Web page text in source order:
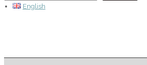
English